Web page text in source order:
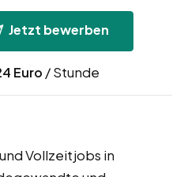
Jetzt bewerben
Euro / Stunde
Vollzeitjobs in